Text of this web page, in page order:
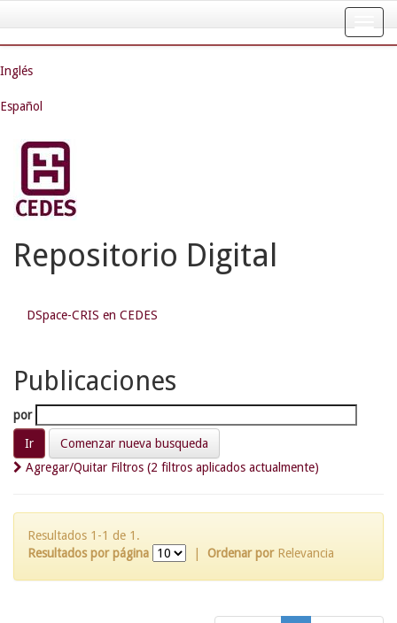
navigation
Inglés
Español
Repositorio Digital
DSpace-CRIS en CEDES
Publicaciones
por
Comenzar nueva busqueda
Agregar/Quitar Filtros (2 filtros aplicados actualmente)
Resultados 1-1 de 1.
Resultados por página
Ordenar por Relevancia